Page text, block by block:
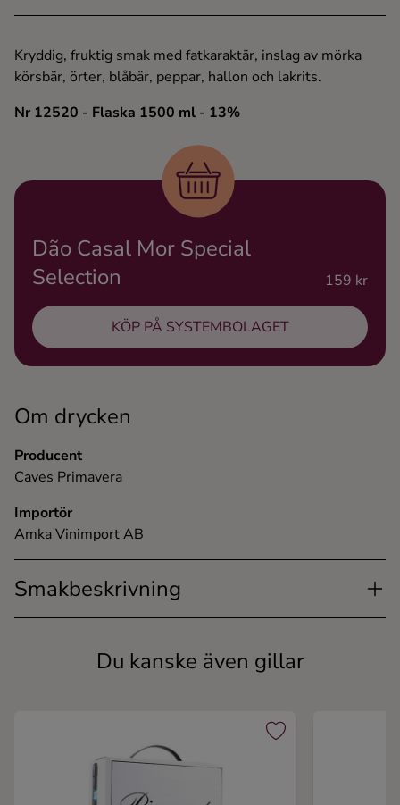
Ingredienser
Kryddig, fruktig smak med fatkaraktär, inslag av mörka
körsbär, örter, blåbär, peppar, hallon och lakrits.
Nr 12520 - Flaska 1500 ml - 13%
Om drycken
Producent
Caves Primavera
Importör
Amka Vinimport AB
Smakbeskrivning
Dão Casal Mor Special
Selection
159 kr
KÖP PÅ SYSTEMBOLAGET
Du kanske även gillar